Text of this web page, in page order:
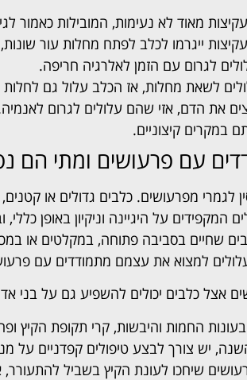
מאוד לא נעימות, המובילות כאמור
ייגרמו לכלב לפתח מחלות עור
לגרום עם הזמן לאלרגיה חריפה.
לשאת מחלות, אז הכלב עלול גם
את הדם, אזי שהם עלולים לגרום לאנמיה.
במקרים קיצוניים.
עם פרעושים ומתי הם
לגמרי מפרעושים. כלבים גדולים או
המקפידים על היגיינה וניקיון באופן
שחיים בסביבה פתוחה, במקלטים או
למצוא את עצמם מתמודדים עם
אצל כלבים יכולים להשפיע גם על
בעונות החמות והיבשות, קרי תקופת הקיץ
יש צורך לבצע טיפולים קפדניים על
שיחכו לעונת הקיץ בשביל